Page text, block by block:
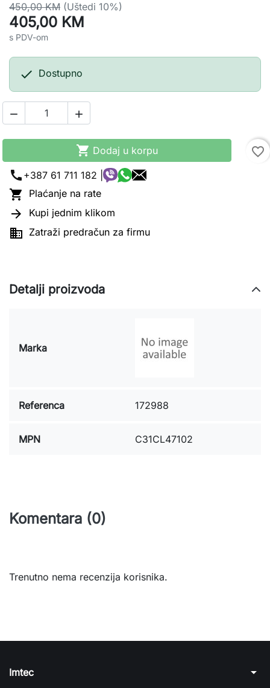
450,00 KM (Uštedi 10%)
405,00 KM
s PDV-om
 Dostupno
 
 Dodaj u korpu
favorite_border
call +387 61 711 182 |
 Plaćanje na rate
 Kupi jednim klikom
 Zatraži predračun za firmu
Detalji proizvoda
Marka
Referenca 172988
MPN C31CL47102
Komentara (0)
Trenutno nema recenzija korisnika.
Imtec arrow_drop_down